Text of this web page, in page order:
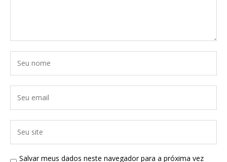
Salvar meus dados neste navegador para a próxima vez